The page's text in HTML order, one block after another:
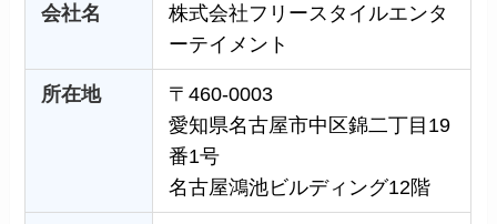
会社名
株式会社フリースタイルエンタ
ーテイメント
所在地
〒460-0003
愛知県名古屋市中区錦二丁目19
番1号
名古屋鴻池ビルディング12階